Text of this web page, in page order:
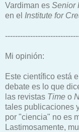
Vardiman es Senior
en el Institute for
Mi opinión:
Este científico está
debate es lo que
las revistas Time o
tales publicaciones
por "ciencia" no es
Lastimosamente,